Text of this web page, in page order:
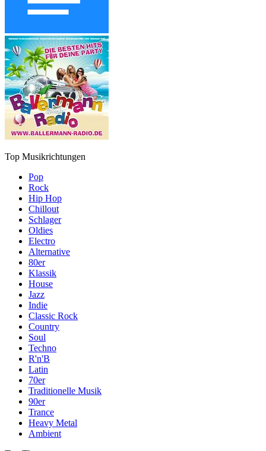
Top Musikrichtungen
Pop
Rock
Hip Hop
Chillout
Schlager
Oldies
Electro
Alternative
80er
Klassik
House
Jazz
Indie
Classic Rock
Country
Soul
Techno
R'n'B
Latin
70er
Traditionelle Musik
90er
Trance
Heavy Metal
Ambient